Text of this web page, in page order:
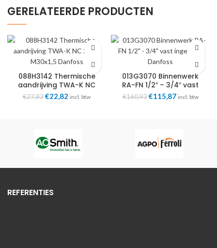
GERELATEERDE PRODUCTEN
088H3142 Thermische
aandrijving TWA-K NC
230V M30x1,5 Danfoss
€27,83Oorspronkelijke
€22,82 Huidige
incl. btw
013G3070 Binnenwerk
RA-FN 1/2″ – 3/4″ vast
ingesteld Danfoss
€160,93 Oorspronkelijke
€115,87Huidige
incl. btw
REFERENTIES